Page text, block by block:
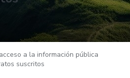
a la información pública
suscritos